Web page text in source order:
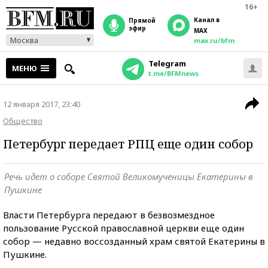
16+
Москва
прямой
эфир
Канал в
MAX
max.ru/bfm
МЕНЮ Telegram
t.me/BFMnews
12 января 2017, 23:40
Общество
Петербург передает РПЦ еще один собор
Речь идет о соборе Святой Великомученицы Екатерины в
Пушкине
Власти Петербурга передают в безвозмездное
пользование Русской православной церкви еще один
собор — недавно воссозданный храм святой Екатерины в
Пушкине.